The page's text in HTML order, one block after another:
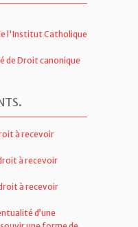
l'Institut Catholique
de Droit canonique
.
à recevoir
à recevoir
à recevoir
d’une